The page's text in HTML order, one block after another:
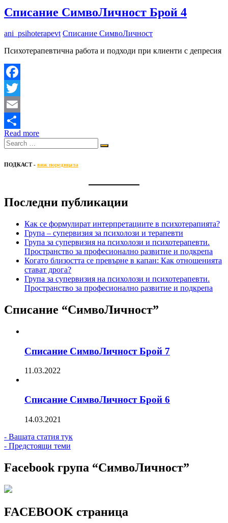
Списание СимвоЛичност Брой 4
ani_psihoterapevt Списание СимвоЛичност
Психотерапевтична работа и подходи при клиенти с депресия
Facebook
Twitter
Email
Share
Read more
ПОДКАСТ - виж поредицата
Последни публикации
Как се формулират интерпретациите в психотерапията?
Група – супервизия за психолози и терапевти
Група за супервизия на психолози и психотерапевти.
Пространство за професионално развитие и подкрепа
Когато близостта се превърне в капан: Как отношенията
стават дрога?
Група за супервизия на психолози и психотерапевти.
Пространство за професионално развитие и подкрепа
Списание “СимвоЛичност”
Списание СимвоЛичност Брой 7
11.03.2022
Списание СимвоЛичност Брой 6
14.03.2021
- Вашата статия тук
- Предстоящи теми
Facebook група “СимвоЛичност”
FACEBOOK страница